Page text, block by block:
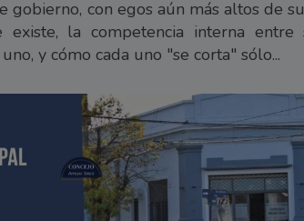
con egos aún más altos de
la competencia interna entre
y cómo cada uno "se corta" sólo...